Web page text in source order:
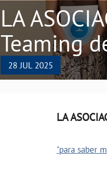
LA
Teaming
28 JUL 2025
LA
"para saber